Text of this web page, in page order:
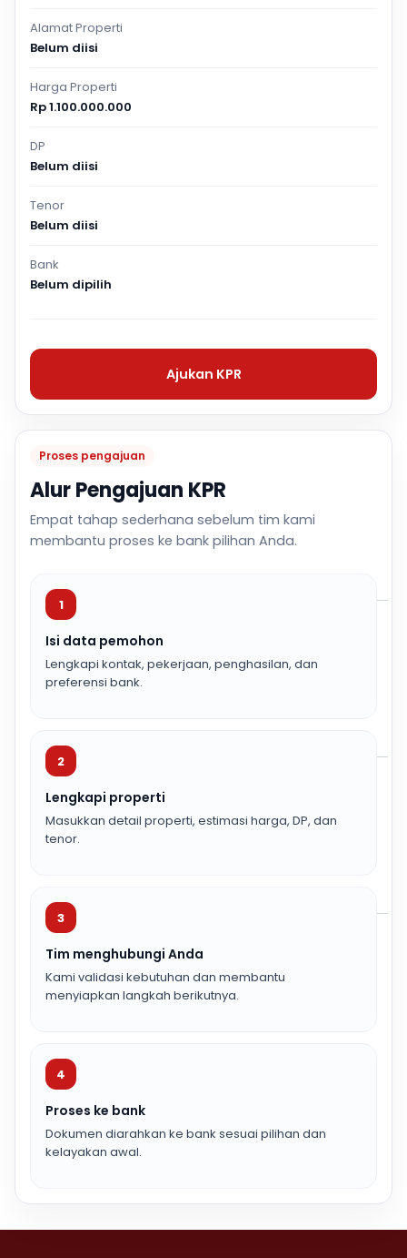
Proses pengajuan
Alur Pengajuan KPR
Empat tahap sederhana sebelum tim kami
membantu proses ke bank pilihan Anda.
1
Isi data pemohon
Lengkapi kontak, pekerjaan, penghasilan, dan
preferensi bank.
2
Lengkapi properti
Masukkan detail properti, estimasi harga, DP, dan
tenor.
3
Tim menghubungi Anda
Kami validasi kebutuhan dan membantu
menyiapkan langkah berikutnya.
4
Proses ke bank
Dokumen diarahkan ke bank sesuai pilihan dan
kelayakan awal.
Alamat Properti
Belum diisi
Harga Properti
Rp 1.100.000.000
DP
Belum diisi
Tenor
Belum diisi
Bank
Belum dipilih
Ajukan KPR